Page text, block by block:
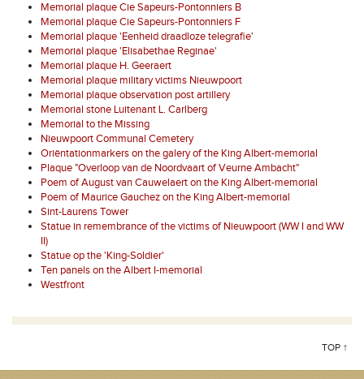
Memorial plaque Cie Sapeurs-Pontonniers B
Memorial plaque Cie Sapeurs-Pontonniers F
Memorial plaque 'Eenheid draadloze telegrafie'
Memorial plaque 'Elisabethae Reginae'
Memorial plaque H. Geeraert
Memorial plaque military victims Nieuwpoort
Memorial plaque observation post artillery
Memorial stone Luitenant L. Carlberg
Memorial to the Missing
Nieuwpoort Communal Cemetery
Oriëntationmarkers on the galery of the King Albert-memorial
Plaque "Overloop van de Noordvaart of Veurne Ambacht"
Poem of August van Cauwelaert on the King Albert-memorial
Poem of Maurice Gauchez on the King Albert-memorial
Sint-Laurens Tower
Statue in remembrance of the victims of Nieuwpoort (WW I and WW
II)
Statue op the 'King-Soldier'
Ten panels on the Albert I-memorial
Westfront
TOP ↑